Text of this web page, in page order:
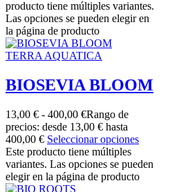
producto tiene múltiples variantes.
Las opciones se pueden elegir en
la página de producto
TERRA AQUATICA
BIOSEVIA BLOOM
13,00 € - 400,00 €Rango de
precios: desde 13,00 € hasta
400,00 € Seleccionar opciones
Este producto tiene múltiples
variantes. Las opciones se pueden
elegir en la página de producto